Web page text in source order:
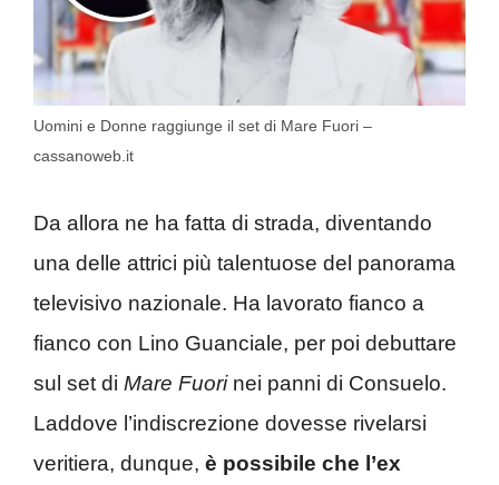
Uomini e Donne raggiunge il set di Mare Fuori –
cassanoweb.it
Da allora ne ha fatta di strada, diventando
una delle attrici più talentuose del panorama
televisivo nazionale. Ha lavorato fianco a
fianco con Lino Guanciale, per poi debuttare
sul set di Mare Fuorinei panni di Consuelo.
Laddove l’indiscrezione dovesse rivelarsi
veritiera, dunque, è possibile che l’ex